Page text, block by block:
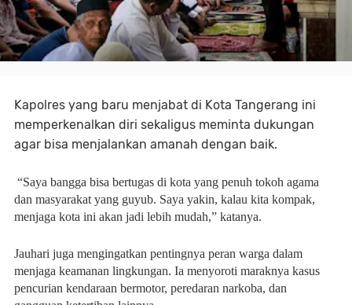
Kapolres yang baru menjabat di Kota Tangerang ini
memperkenalkan diri sekaligus meminta dukungan
agar bisa menjalankan amanah dengan baik.
“Saya bangga bisa bertugas di kota yang penuh tokoh agama
dan masyarakat yang guyub. Saya yakin, kalau kita kompak,
menjaga kota ini akan jadi lebih mudah,” katanya.
Jauhari juga mengingatkan pentingnya peran warga dalam
menjaga keamanan lingkungan. Ia menyoroti maraknya kasus
pencurian kendaraan bermotor, peredaran narkoba, dan